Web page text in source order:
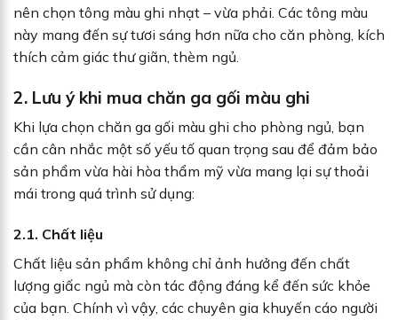
nên chọn tông màu ghi nhạt – vừa phải. Các tông màu
này mang đến sự tươi sáng hơn nữa cho căn phòng, kích
thích cảm giác thư giãn, thèm ngủ.
2. Lưu ý khi mua chăn ga gối màu ghi
Khi lựa chọn chăn ga gối màu ghi cho phòng ngủ, bạn
cần cân nhắc một số yếu tố quan trọng sau để đảm bảo
sản phẩm vừa hài hòa thẩm mỹ vừa mang lại sự thoải
mái trong quá trình sử dụng:
2.1. Chất liệu
Chất liệu sản phẩm không chỉ ảnh hưởng đến chất
lượng giấc ngủ mà còn tác động đáng kể đến sức khỏe
của bạn. Chính vì vậy, các chuyên gia khuyến cáo người